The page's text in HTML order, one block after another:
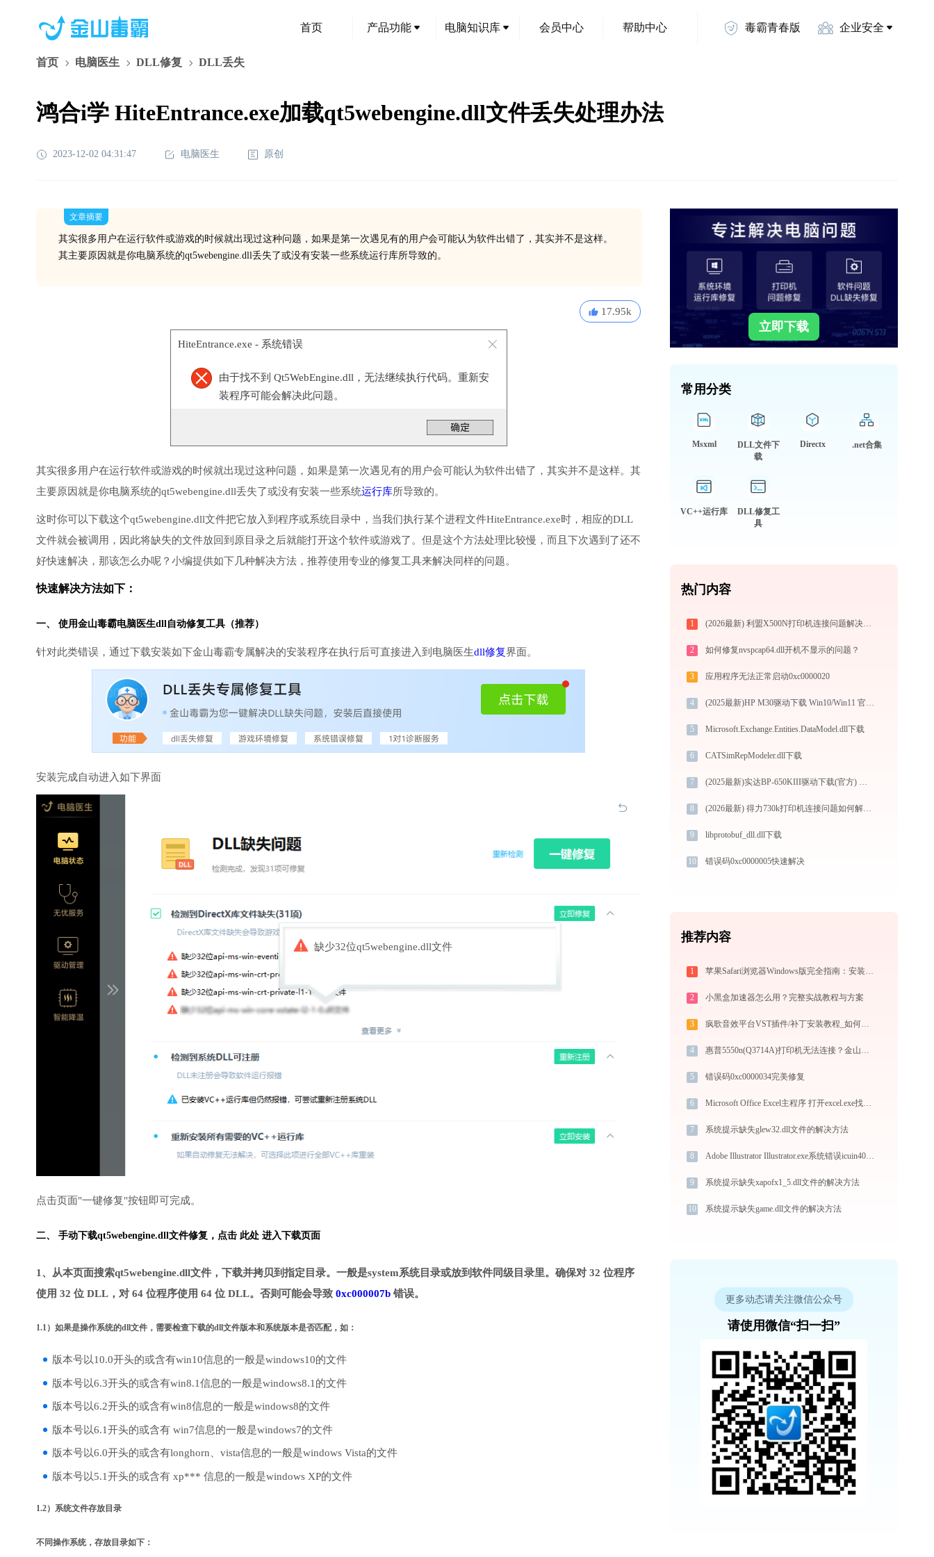
首页 产品功能 电脑知识库 会员中心 帮助中心 毒霸青春版 企业安全
首页 电脑医生 DLL修复 DLL丢失
鸿合i学 HiteEntrance.exe加载qt5webengine.dll文件丢失处理办法
2023-12-02 04:31:47 电脑医生 原创
文章摘要
其实很多用户在运行软件或游戏的时候就出现过这种问题，如果是第一次遇见有的用户会可能认为软件出错了，其实并不是这样。
其主要原因就是你电脑系统的qt5webengine.dll丢失了或没有安装一些系统运行库所导致的。
17.95k
HiteEntrance.exe - 系统错误
由于找不到 Qt5WebEngine.dll，无法继续执行代码。重新安
装程序可能会解决此问题。
其实很多用户在运行软件或游戏的时候就出现过这种问题，如果是第一次遇见有的用户会可能认为软件出错了，其实并不是这样。其
主要原因就是你电脑系统的qt5webengine.dll丢失了或没有安装一些系统运行库所导致的。
这时你可以下载这个qt5webengine.dll文件把它放入到程序或系统目录中，当我们执行某个进程文件HiteEntrance.exe时，相应的DLL
文件就会被调用，因此将缺失的文件放回到原目录之后就能打开这个软件或游戏了。但是这个方法处理比较慢，而且下次遇到了还不
好快速解决，那该怎么办呢？小编提供如下几种解决方法，推荐使用专业的修复工具来解决同样的问题。
快速解决方法如下：
一、 使用金山毒霸电脑医生dll自动修复工具（推荐）
针对此类错误，通过下载安装如下金山毒霸专属解决的安装程序在执行后可直接进入到电脑医生dll修复界面。
安装完成自动进入如下界面
缺少32位qt5webengine.dll文件
点击页面"一键修复"按钮即可完成。
二、 手动下载qt5webengine.dll文件修复， 点击 此处 进入下载页面
1、从本页面搜索qt5webengine.dll文件，下载并拷贝到指定目录。一般是system系统目录或放到软件同级目录里。确保对 32 位程序
使用 32 位 DLL，对 64 位程序使用 64 位 DLL。否则可能会导致 0xc000007b 错误。
1.1）如果是操作系统的dll文件，需要检查下载的dll文件版本和系统版本是否匹配，如：
版本号以10.0开头的或含有win10信息的一般是windows10的文件
版本号以6.3开头的或含有win8.1信息的一般是windows8.1的文件
版本号以6.2开头的或含有win8信息的一般是windows8的文件
版本号以6.1开头的或含有 win7信息的一般是windows7的文件
版本号以6.0开头的或含有longhorn、vista信息的一般是windows Vista的文件
版本号以5.1开头的或含有 xp*** 信息的一般是windows XP的文件
1.2）系统文件存放目录
不同操作系统，存放目录如下：
立即下载
常用分类
Msxml
DLL文件下
载
Directx .net合集
VC++运行库
DLL修复工
具
热门内容
1 (2026最新) 利盟X500N打印机连接问题解决方法 - 金山毒霸
2 如何修复nvspcap64.dll开机不显示的问题？
3 应用程序无法正常启动0xc0000020
4 (2025最新)HP M30驱动下载 Win10/Win11 官方图文安装教程
5 Microsoft.Exchange.Entities.DataModel.dll下载
6 CATSimRepModeler.dll下载
7 (2025最新)实达BP-650KIII驱动下载(官方) Win10/Win11兼容
8 (2026最新) 得力730k打印机连接问题如何解决？-金山毒霸
9 libprotobuf_dll.dll下载
10 错误码0xc0000005快速解决
推荐内容
1 苹果Safari浏览器Windows版完全指南：安装、功能与进阶使用技巧全攻略（2026最新）
2 小黑盒加速器怎么用？完整实战教程与方案
3 疯歌音效平台VST插件/补丁安装教程_如何加载插件效果包
4 惠普5550n(Q3714A)打印机无法连接？金山毒霸带你解决！
5 错误码0xc0000034完美修复
6 Microsoft Office Excel主程序 打开excel.exe找不到appvisvstream64.dll怎么办
7 系统提示缺失glew32.dll文件的解决方法
8 Adobe Illustrator Illustrator.exe系统错误icuin40.dll丢失如何解决
9 系统提示缺失xapofx1_5.dll文件的解决方法
10 系统提示缺失game.dll文件的解决方法
更多动态请关注微信公众号
请使用微信“扫一扫”